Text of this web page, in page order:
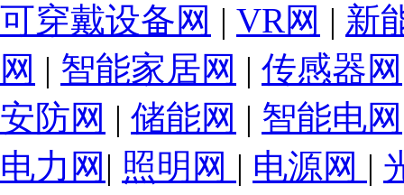
可穿戴设备网 | VR网 | 新
网 | 智能家居网 | 传感器网
安防网 | 储能网 | 智能电网
电力网 | 照明网 | 电源网 |